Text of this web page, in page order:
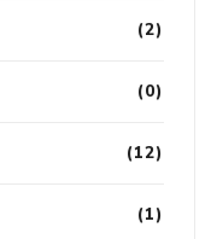
(2)
(0)
(12)
(1)